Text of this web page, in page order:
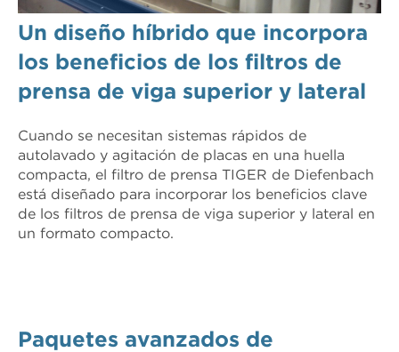
Un diseño híbrido que incorpora
los beneficios de los filtros de
prensa de viga superior y lateral
Cuando se necesitan sistemas rápidos de
autolavado y agitación de placas en una huella
compacta, el filtro de prensa TIGER de Diefenbach
está diseñado para incorporar los beneficios clave
de los filtros de prensa de viga superior y lateral en
un formato compacto.
Paquetes avanzados de